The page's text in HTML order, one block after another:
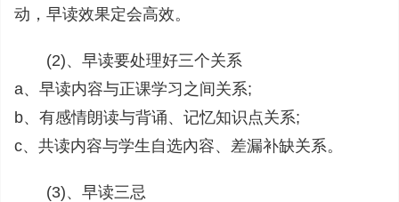
动，早读效果定会高效。
(2)、早读要处理好三个关系
a、早读内容与正课学习之间关系;
b、有感情朗读与背诵、记忆知识点关系;
c、共读内容与学生自选內容、差漏补缺关系。
(3)、早读三忌